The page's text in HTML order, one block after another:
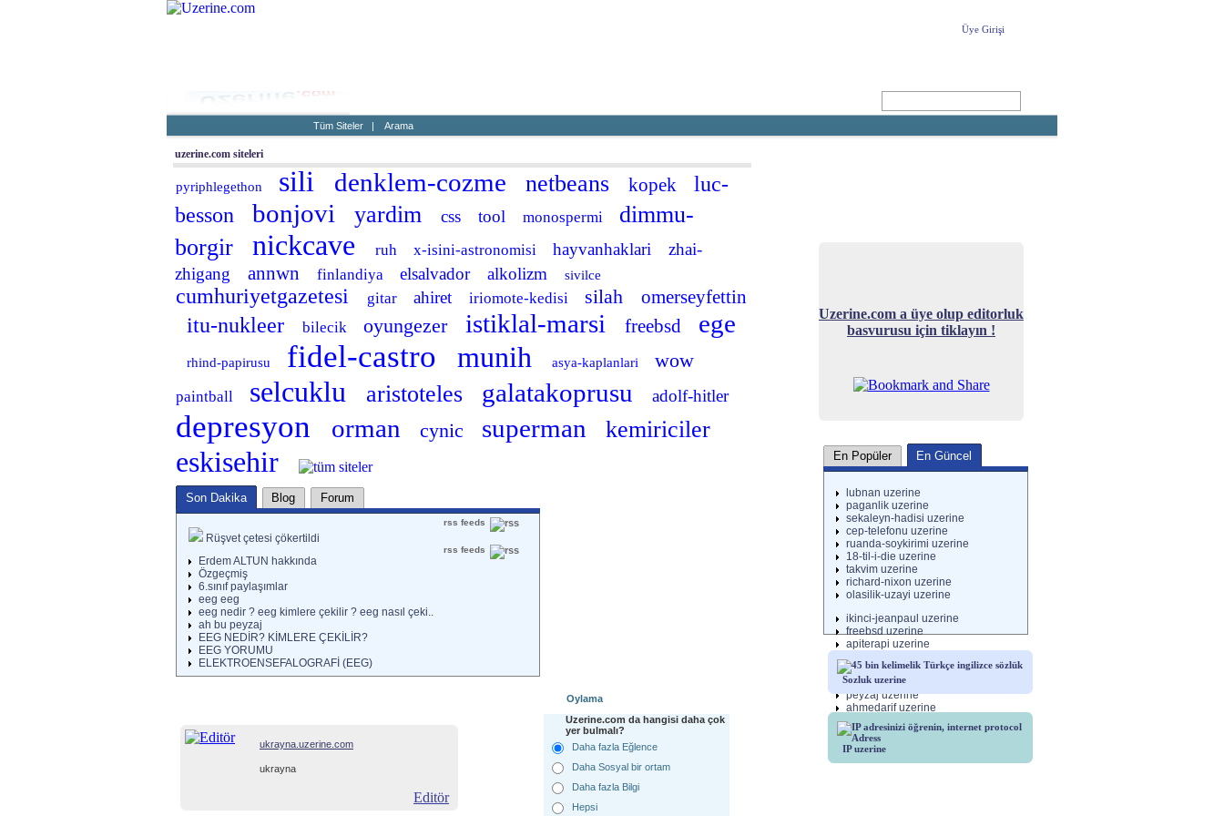
Üye Girişi
Tüm Siteler | Arama
uzerine.com siteleri
pyriphlegethon sili denklem-cozme netbeans kopek
luc-
besson
bonjovi yardim css tool monospermi
dimmu-
borgir
nickcave ruh x-isini-astronomisi hayvanhaklari
zhai-
zhigang
annwn finlandiya elsalvador alkolizm sivilce
cumhuriyetgazetesi gitar ahiret iriomote-kedisi silah omerseyfettin
itu-nukleer bilecik oyungezer istiklal-marsi freebsd ege
rhind-papirusu fidel-castro munih asya-kaplanlari wow
paintball selcuklu aristoteles galatakoprusu adolf-hitler
depresyon orman cynic superman kemiriciler
eskisehir
Son Dakika Blog Forum
rss feeds
Rüşvet çetesi çökertildi
rss feeds
Erdem ALTUN hakkında
Özgeçmiş
6.sınıf paylaşımlar
eeg eeg
eeg nedir ? eeg kimlere çekilir ? eeg nasıl çeki..
ah bu peyzaj
EEG NEDİR? KİMLERE ÇEKİLİR?
EEG YORUMU
ELEKTROENSEFALOGRAFİ (EEG)
ukrayna.uzerine.com
ukrayna
Editör
Oylama
Uzerine.com da hangisi daha çok
yer bulmalı?
Daha fazla Eğlence
Daha Sosyal bir ortam
Daha fazla Bilgi
Hepsi
Uzerine.com a üye olup editorluk
basvurusu için tiklayın !
En Popüler En Güncel
lubnan uzerine
paganlik uzerine
sekaleyn-hadisi uzerine
cep-telefonu uzerine
ruanda-soykirimi uzerine
18-til-i-die uzerine
takvim uzerine
richard-nixon uzerine
olasilik-uzayi uzerine
ikinci-jeanpaul uzerine
freebsd uzerine
apiterapi uzerine
aramamotorlari uzerine
uyku uzerine
kazimkoyuncu uzerine
peyzaj uzerine
ahmedarif uzerine
cahitsitkitaranci uzerine
Sozluk uzerine
IP uzerine